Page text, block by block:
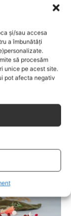
și/sau accesa
a îmbunătăți
să procesăm
unice pe acest site.
pot afecta negativ
țării. ÎNVAŢĂ
a